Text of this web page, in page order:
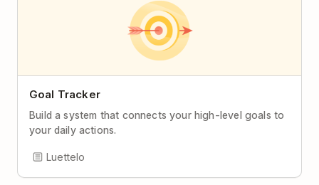
Goal Tracker
Build a system that connects your high-level goals to
your daily actions.
Luettelo